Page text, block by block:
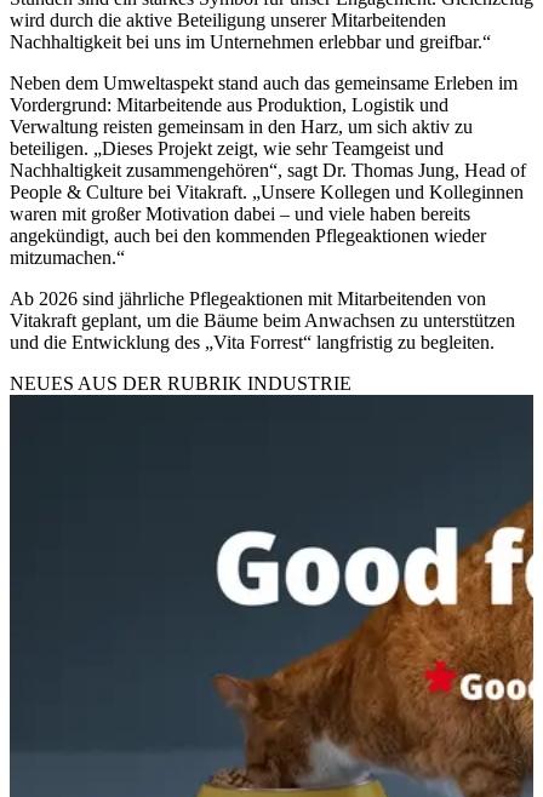
wird durch die aktive Beteiligung unserer Mitarbeitenden
Nachhaltigkeit bei uns im Unternehmen erlebbar und greifbar.“
Neben dem Umweltaspekt stand auch das gemeinsame Erleben im
Vordergrund: Mitarbeitende aus Produktion, Logistik und
Verwaltung reisten gemeinsam in den Harz, um sich aktiv zu
beteiligen. „Dieses Projekt zeigt, wie sehr Teamgeist und
Nachhaltigkeit zusammengehören“, sagt Dr. Thomas Jung, Head of
People & Culture bei Vitakraft. „Unsere Kollegen und Kolleginnen
waren mit großer Motivation dabei – und viele haben bereits
angekündigt, auch bei den kommenden Pflegeaktionen wieder
mitzumachen.“
Ab 2026 sind jährliche Pflegeaktionen mit Mitarbeitenden von
Vitakraft geplant, um die Bäume beim Anwachsen zu unterstützen
und die Entwicklung des „Vita Forrest“ langfristig zu begleiten.
NEUES AUS DER RUBRIK INDUSTRIE